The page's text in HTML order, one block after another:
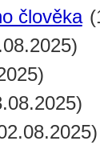
člověka